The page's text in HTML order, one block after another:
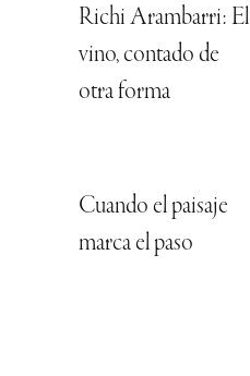
Richi Arambarri: El
vino, contado de
otra forma
Cuando el paisaje
marca el paso